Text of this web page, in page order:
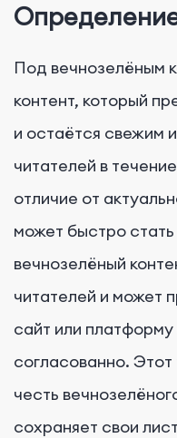
Под вечнозелёным
контент, который
и остаётся свежим
читателей в
отличие от
может быстро
вечнозелёный
читателей и может
сайт или
согласованно. Этот
честь
сохраняет свои